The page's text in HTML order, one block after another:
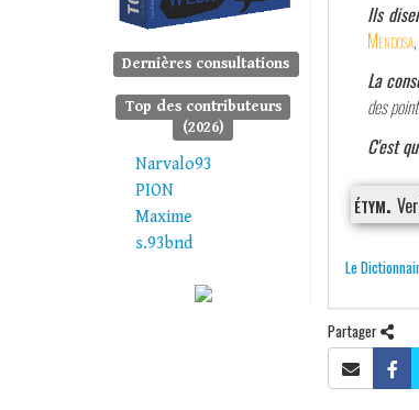
Dernières consultations
Top des contributeurs
(2026)
Narvalo93
PION
Maxime
s.93bnd
Ils
Mendosa
La
des
C'est
étym.
Le
Partager